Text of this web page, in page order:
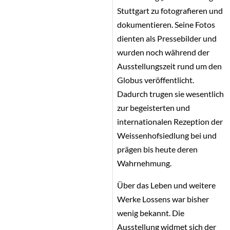
Stuttgart zu fotografieren und
dokumentieren. Seine Fotos
dienten als Pressebilder und
wurden noch während der
Ausstellungszeit rund um den
Globus veröffentlicht.
Dadurch trugen sie wesentlich
zur begeisterten und
internationalen Rezeption der
Weissenhofsiedlung bei und
prägen bis heute deren
Wahrnehmung.
Über das Leben und weitere
Werke Lossens war bisher
wenig bekannt. Die
Ausstellung widmet sich der